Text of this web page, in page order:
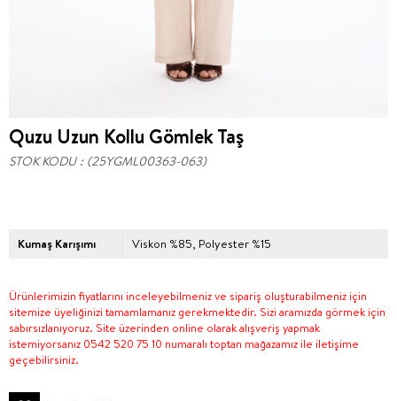
Quzu Uzun Kollu Gömlek Taş
STOK KODU (25YGML00363-063)
Kumaş Karışımı Viskon %85, Polyester %15
Ürünlerimizin fiyatlarını inceleyebilmeniz ve sipariş oluşturabilmeniz için
sitemize üyeliğinizi tamamlamanız gerekmektedir. Sizi aramızda görmek için
sabırsızlanıyoruz. Site üzerinden online olarak alışveriş yapmak
istemiyorsanız 0542 520 75 10 numaralı toptan mağazamız ile iletişime
geçebilirsiniz.